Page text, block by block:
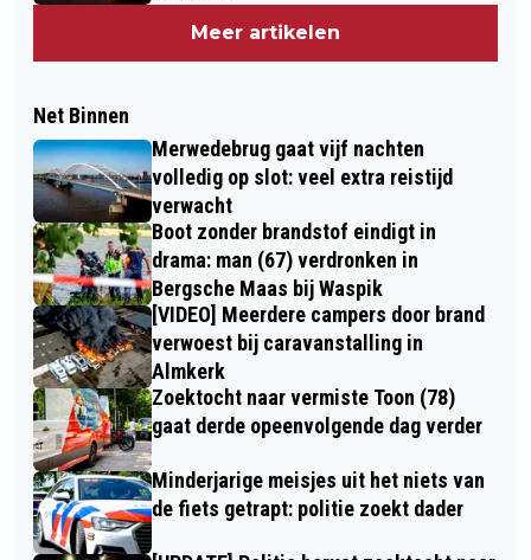
Meer artikelen
Net Binnen
Merwedebrug gaat vijf nachten
volledig op slot: veel extra reistijd
verwacht
Boot zonder brandstof eindigt in
drama: man (67) verdronken in
Bergsche Maas bij Waspik
[VIDEO] Meerdere campers door brand
verwoest bij caravanstalling in
Almkerk
Zoektocht naar vermiste Toon (78)
gaat derde opeenvolgende dag verder
Minderjarige meisjes uit het niets van
de fiets getrapt: politie zoekt dader